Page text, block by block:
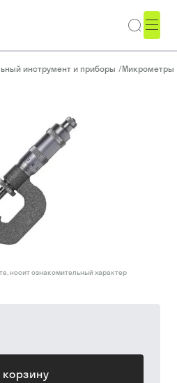
инструмент и приборы /Микрометры
корзину
носит ознакомительный характер